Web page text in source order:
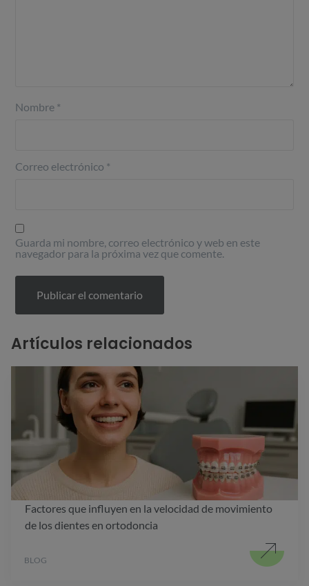
Nombre *
Correo electrónico *
Guarda mi nombre, correo electrónico y web en este
navegador para la próxima vez que comente.
Artículos relacionados
Factores que influyen en la velocidad de movimiento
de los dientes en ortodoncia
BLOG